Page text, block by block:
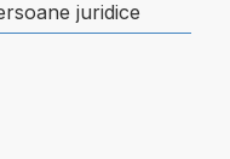
juridice